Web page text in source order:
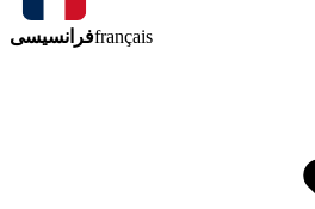
فرانسیسیfrançais